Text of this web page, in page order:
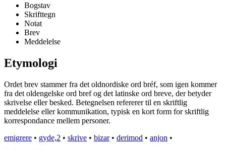
Bogstav
Skrifttegn
Notat
Brev
Meddelelse
Etymologi
Ordet brev stammer fra det oldnordiske ord bréf, som igen kommer
fra det oldengelske ord bref og det latinske ord breve, der betyder
skrivelse eller besked. Betegnelsen refererer til en skriftlig
meddelelse eller kommunikation, typisk en kort form for skriftlig
korrespondance mellem personer.
emigrere • gyde,2 • skrive • bizar• derimod • anjon •